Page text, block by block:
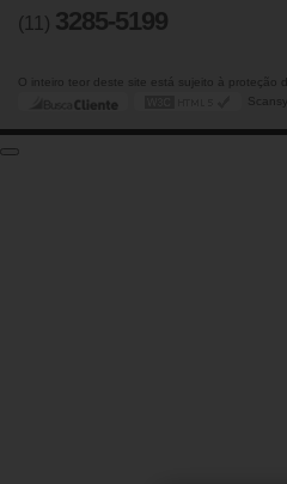
(11) 3285-5199
O inteiro teor deste site está sujeito à proteção